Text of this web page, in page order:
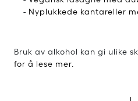
- Nyplukkede kantareller
Bruk av alkohol kan gi ulike
for å lese mer.